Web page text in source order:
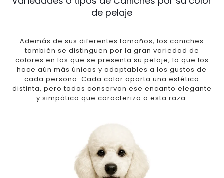
de pelaje
Además de sus diferentes tamaños, los caniches
también se distinguen por la gran variedad de
colores en los que se presenta su pelaje, lo que los
hace aún más únicos y adaptables a los gustos de
cada persona. Cada color aporta una estética
distinta, pero todos conservan ese encanto elegante
y simpático que caracteriza a esta raza.